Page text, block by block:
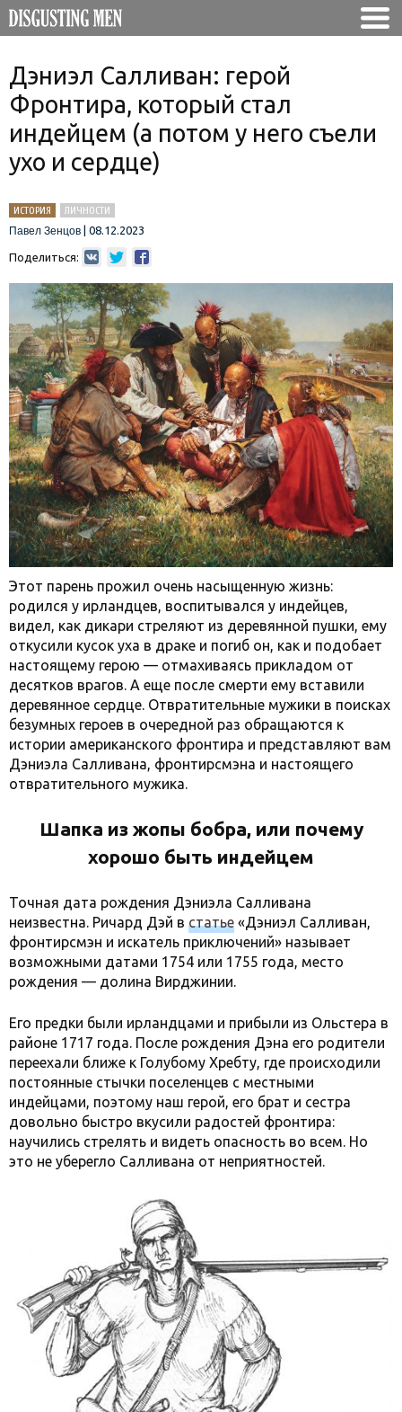
Дэниэл Салливан: герой
Фронтира, который стал
индейцем (а потом у него съели
ухо и сердце)
ИСТОРИЯ
ЛИЧНОСТИ
Павел Зенцов
08.12.2023
Поделиться:
Этот парень прожил очень насыщенную жизнь:
родился у ирландцев, воспитывался у индейцев,
видел, как дикари стреляют из деревянной пушки, ему
откусили кусок уха в драке и погиб он, как и подобает
настоящему герою — отмахиваясь прикладом от
десятков врагов. А еще после смерти ему вставили
деревянное сердце. Отвратительные мужики в поисках
безумных героев в очередной раз обращаются к
истории американского фронтира и представляют вам
Дэниэла Салливана, фронтирсмэна и настоящего
отвратительного мужика.
Шапка из жопы бобра, или почему
хорошо быть индейцем
Точная дата рождения Дэниэла Салливана
неизвестна. Ричард Дэй в статье «Дэниэл Салливан,
фронтирсмэн и искатель приключений» называет
возможными датами 1754 или 1755 года, место
рождения — долина Вирджинии.
Его предки были ирландцами и прибыли из Ольстера в
районе 1717 года. После рождения Дэна его родители
переехали ближе к Голубому Хребту, где происходили
постоянные стычки поселенцев с местными
индейцами, поэтому наш герой, его брат и сестра
довольно быстро вкусили радостей фронтира:
научились стрелять и видеть опасность во всем. Но
это не уберегло Салливана от неприятностей.